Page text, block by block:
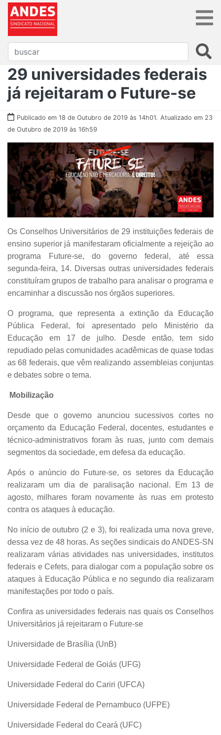
29 universidades federais
já rejeitaram o Future-se
Publicado em 18 de Outubro de 2019 às 14h01. Atualizado em 23
de Outubro de 2019 às 16h59
Os Conselhos Universitários de 29 instituições federais de
ensino superior já manifestaram oficialmente a rejeição ao
programa Future-se, do governo federal, até essa
segunda-feira, 14. Diversas outras universidades federais
constituíram grupos de trabalho para analisar o programa e
encaminhar a discussão nos órgãos superiores.
O programa, que representa a extinção da Educação
Pública Federal, foi apresentado pelo Ministério da
Educação em 17 de julho. Desde então, tem sido
repudiado pelas comunidades acadêmicas de quase todas
as 68 federais, que vêm realizando assembleias conjuntas
e debates sobre o tema.
Mobilização
Desde que o governo anunciou sucessivos cortes no
orçamento da Educação Federal, docentes, estudantes e
técnico-administrativos foram às ruas, junto com demais
segmentos da sociedade, em defesa da educação.
Após o anúncio do Future-se, os setores da Educação
realizaram um dia de paralisação nacional. Em 13 de
agosto, milhares foram novamente às ruas em protesto
contra os ataques à educação.
No início de outubro (2 e 3), foi realizada uma nova greve,
dessa vez de 48 horas. As seções sindicais do ANDES-SN
realizaram várias atividades nas universidades, institutos
federais e Cefets, para dialogar com a população sobre os
ataques à Educação Pública e no segundo dia realizaram
manifestações por todo o país.
Confira as universidades federais nas quais os Conselhos
Universitários já rejeitaram o Future-se
Universidade de Brasília (UnB)
Universidade Federal de Goiás (UFG)
Universidade Federal do Cariri (UFCA)
Universidade Federal de Pernambuco (UFPE)
Universidade Federal do Ceará (UFC)